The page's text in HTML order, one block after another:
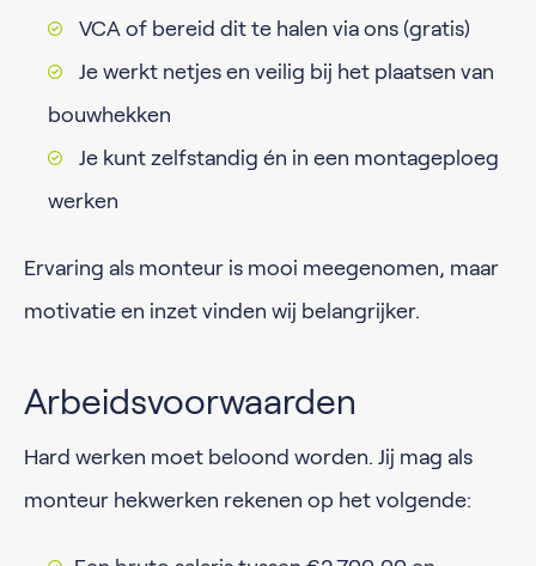
VCA of bereid dit te halen via ons (gratis)
Je werkt netjes en veilig bij het plaatsen van
bouwhekken
Je kunt zelfstandig én in een montageploeg
werken
Ervaring als monteur is mooi meegenomen, maar
motivatie en inzet vinden wij belangrijker.
Arbeidsvoorwaarden
Hard werken moet beloond worden. Jij mag als
monteur hekwerken rekenen op het volgende: